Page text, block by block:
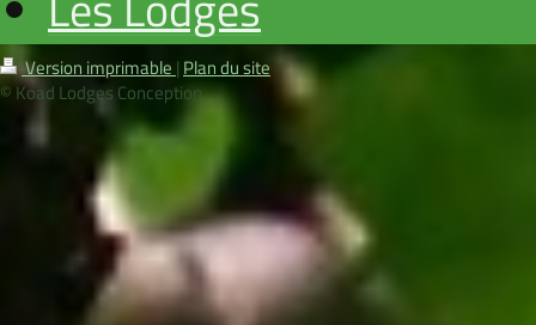
Version imprimable | Plan du site
© Koad Lodges Conception